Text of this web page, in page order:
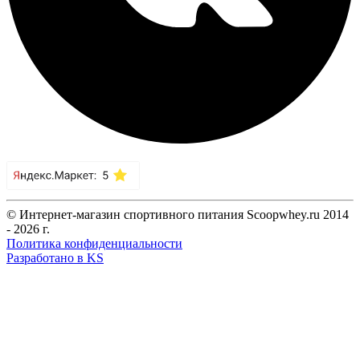
© Интернет-магазин спортивного питания Scoopwhey.ru 2014
- 2026 г.
Политика конфиденциальности
Разработано в KS